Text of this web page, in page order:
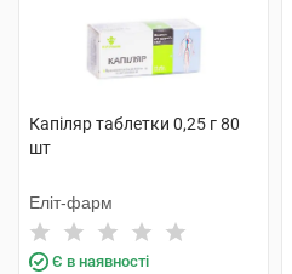
Капіляр таблетки 0,25 г 80
шт
Еліт-фарм
Є в наявності